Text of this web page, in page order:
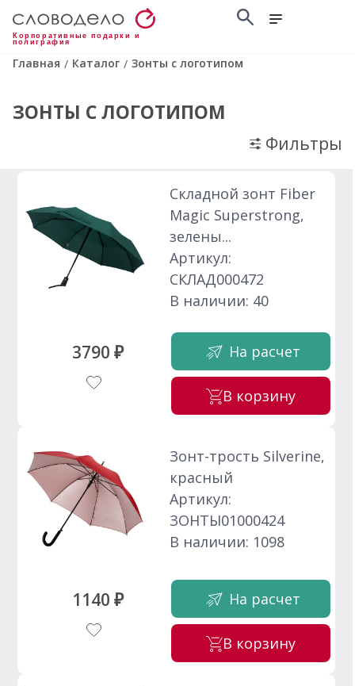
Корпоративные подарки и
полиграфия
Главная / Каталог / Зонты с логотипом
ЗОНТЫ С ЛОГОТИПОМ
Фильтры
3790 ₽
Складной зонт Fiber
Magic Superstrong,
зелены...
Артикул:
СКЛАД000472
В наличии: 40
На расчет
В корзину
1140 ₽
Зонт-трость Silverine,
красный
Артикул:
ЗОНТЫ01000424
В наличии: 1098
На расчет
В корзину